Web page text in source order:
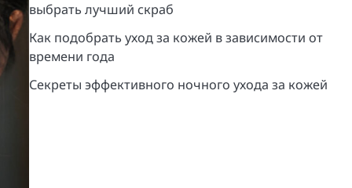
выбрать лучший скраб
Как подобрать уход за кожей в зависимости от
времени года
Секреты эффективного ночного ухода за кожей